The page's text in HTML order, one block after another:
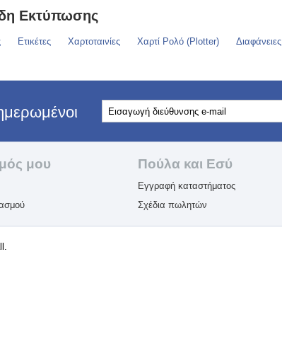
Εκτύπωσης
Ετικέτες Χαρτοταινίες Χαρτί Ρολό (Plotter) Διαφάνειες
μου Πούλα και Εσύ
Εγγραφή καταστήματος
Σχέδια πωλητών